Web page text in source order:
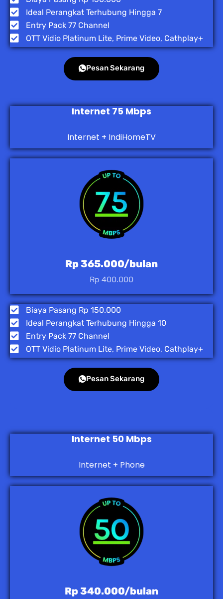
Ideal Perangkat Terhubung Hingga 7
Entry Pack 77 Channel
OTT Vidio Platinum Lite, Prime Video, Cathplay+
Pesan Sekarang
Internet 75 Mbps
Internet + IndiHomeTV
Rp 365.000/bulan
Rp 400.000
Biaya Pasang Rp 150.000
Ideal Perangkat Terhubung Hingga 10
Entry Pack 77 Channel
OTT Vidio Platinum Lite, Prime Video, Cathplay+
Pesan Sekarang
Internet 50 Mbps
Internet + Phone
Rp 340.000/bulan